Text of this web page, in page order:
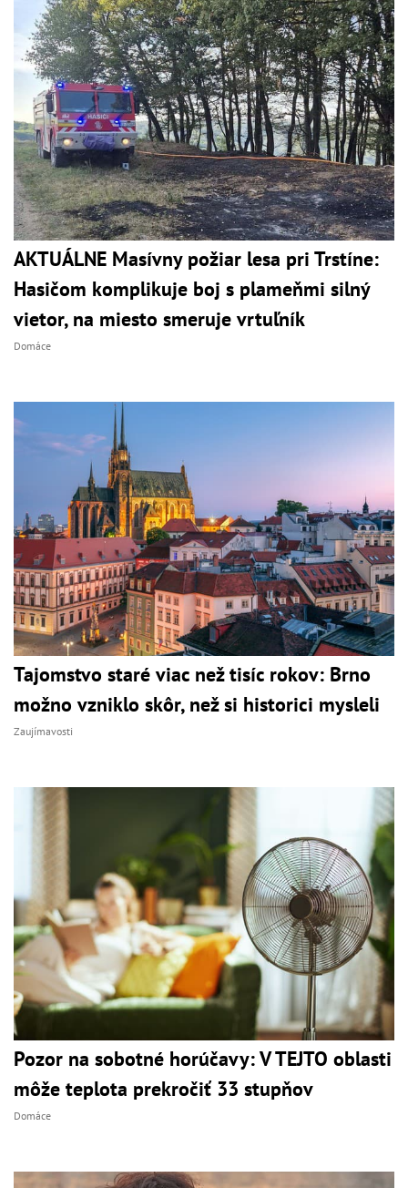
AKTUÁLNE Masívny požiar lesa pri Trstíne:
Hasičom komplikuje boj s plameňmi silný
vietor, na miesto smeruje vrtuľník
Domáce
Tajomstvo staré viac než tisíc rokov: Brno
možno vzniklo skôr, než si historici mysleli
Zaujímavosti
Pozor na sobotné horúčavy: V TEJTO oblasti
môže teplota prekročiť 33 stupňov
Domáce